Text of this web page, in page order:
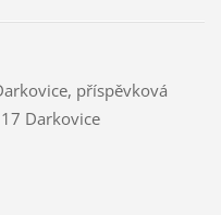
příspěvková
Darkovice